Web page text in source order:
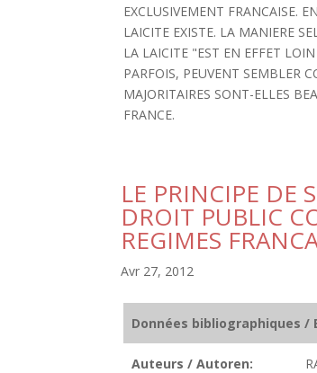
EXCLUSIVEMENT FRANCAISE.
LAICITE EXISTE. LA MANIERE
LA LAICITE "EST EN EFFET
PARFOIS, PEUVENT SEMBLER
MAJORITAIRES SONT-ELLES
FRANCE.
LE PRINCIPE DE
DROIT PUBLIC
REGIMES
Avr 27, 2012
Données bibliographiques /
Auteurs / Autoren: